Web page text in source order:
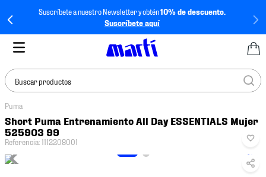
Suscríbete a nuestro Newsletter y obtén10% de descuento.
Suscríbete aquí
Buscar productos
Puma
Short Puma Entrenamiento All Day ESSENTIALS Mujer
525903 99
Referencia:1112208001
TÉRMINOS MÁS
BUSCADOS
1.
tenis mujer
2.